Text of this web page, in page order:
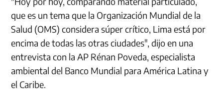
que es un tema que la Organización Mundial de la
Salud (OMS) considera súper crítico, Lima está por
encima de todas las otras ciudades", dijo en una
entrevista con la AP Rénan Poveda, especialista
ambiental del Banco Mundial para América Latina y
el Caribe.